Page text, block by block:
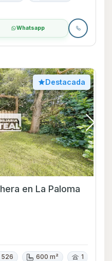
Whatsapp
Destacada
en La Paloma
526 600 m² 1